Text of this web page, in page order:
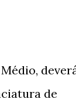
de